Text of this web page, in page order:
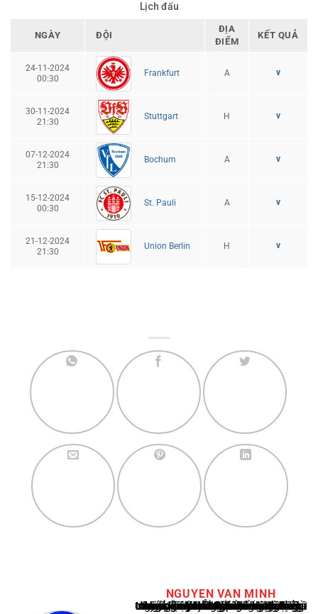
Lịch đấu
NGÀY ĐỘI
ĐỊA
ĐIỂM
KẾT QUẢ
24-11-2024
00:30
Frankfurt A v
30-11-2024
21:30
Stuttgart H v
07-12-2024
21:30
Bochum A v
15-12-2024
00:30
St. Pauli A v
21-12-2024
21:30
Union Berlin H v
NGUYEN VAN MINH
Nguyễn Văn Minh là một trong những chuyên gia hàng đầu về báo cáo tin tức thể thao tại Việt Nam, với hơn 10 năm hoạt động trong ngành. Ông có kiến thức sâu rộng và kinh nghiệm đáng kể trong việc phân tích và báo cáo về các sự kiện thể thao hàng đầu. Sự hiểu biết sâu sắc của ông về ngành này đã giúp ông xây dựng uy tín và danh tiếng trong cộng đồng báo chí thể thao.